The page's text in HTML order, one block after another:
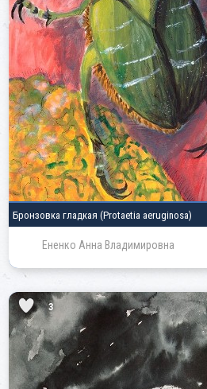
Бронзовка гладкая (Protaetia aeruginosa)
Ененко Анна Владимировна
3